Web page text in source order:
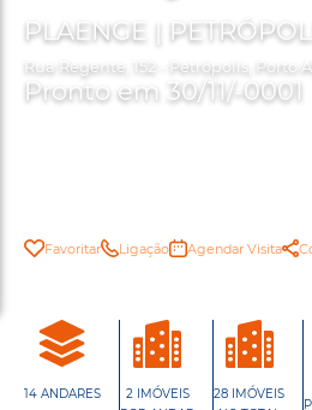
PLAENGE |
Rua Regente, 152 - Petrópolis, Porto
Pronto em 30/11/-0001
Favoritar Ligação Agendar Visita
14 ANDARES
2 IMÓVEIS
28 IMÓVEIS